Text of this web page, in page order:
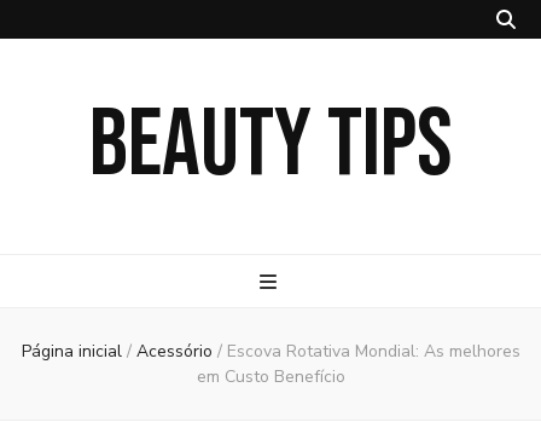
BEAUTY TIPS
Página inicial / Acessório / Escova Rotativa Mondial: As melhores
em Custo Benefício